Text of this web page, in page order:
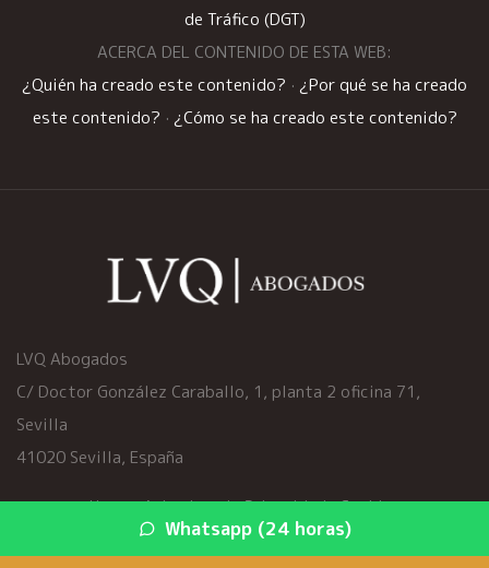
Whatsapp (24 horas)
de Tráfico (DGT)
ACERCA DEL CONTENIDO DE ESTA WEB:
¿Quién ha creado este contenido? · ¿Por qué se ha creado
este contenido? · ¿Cómo se ha creado este contenido?
LVQ Abogados
C/ Doctor González Caraballo, 1, planta 2 oficina 71,
Sevilla
41020 Sevilla, España
Home·Aviso Legal·Privacidad·Cookies
© 2026 viciosocultoscoche.es ·Mapa del sitio